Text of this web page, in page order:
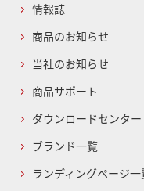
情報誌
商品のお知らせ
当社のお知らせ
商品サポート
ダウンロードセンター
ブランド一覧
ランディングページ一